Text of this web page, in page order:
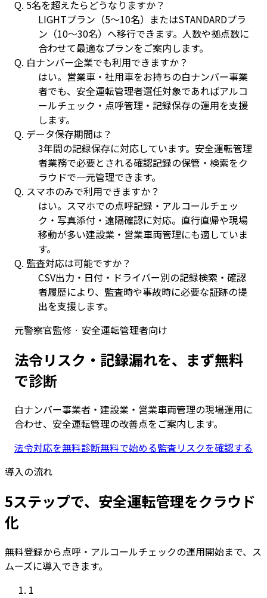
Q. 5名を超えたらどうなりますか？
LIGHTプラン（5〜10名）またはSTANDARDプラ
ン（10〜30名）へ移行できます。人数や拠点数に
合わせて最適なプランをご案内します。
Q. 白ナンバー企業でも利用できますか？
はい。営業車・社用車をお持ちの白ナンバー事業
者でも、安全運転管理者選任対象であればアルコ
ールチェック・点呼管理・記録保存の運用を支援
します。
Q. データ保存期間は？
3年間の記録保存に対応しています。安全運転管理
者業務で必要とされる確認記録の保管・検索をク
ラウドで一元管理できます。
Q. スマホのみで利用できますか？
はい。スマホでの点呼記録・アルコールチェッ
ク・写真添付・遠隔確認に対応。直行直帰や現場
移動が多い建設業・営業車両管理にも適していま
す。
Q. 監査対応は可能ですか？
CSV出力・日付・ドライバー別の記録検索・確認
者履歴により、監査時や事故時に必要な証跡の提
出を支援します。
元警察官監修 · 安全運転管理者向け
法令リスク・記録漏れを、まず無料
で診断
白ナンバー事業者・建設業・営業車両管理の現場運用に
合わせ、安全運転管理の改善点をご案内します。
法令対応を無料診断無料で始める監査リスクを確認する
導入の流れ
5ステップで、安全運転管理をクラウド
化
無料登録から点呼・アルコールチェックの運用開始まで、ス
ムーズに導入できます。
1